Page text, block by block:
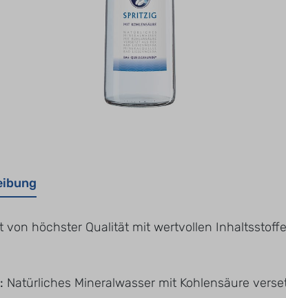
von höchster Qualität mit wertvollen
Natürliches Mineralwasser mit Kohlensäure